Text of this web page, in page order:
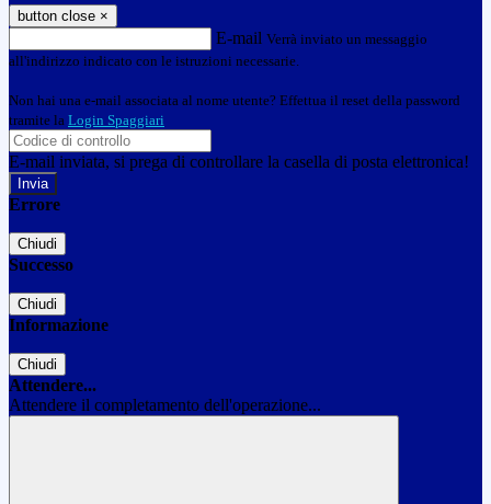
button close ×
E-mail Verrà inviato un messaggio
all'indirizzo indicato con le istruzioni necessarie.
Non hai una e-mail associata al nome utente? Effettua il reset della password
tramite la Login Spaggiari
E-mail inviata, si prega di controllare la casella di posta elettronica!
Errore
Chiudi
Successo
Chiudi
Informazione
Chiudi
Attendere...
Attendere il completamento dell'operazione...